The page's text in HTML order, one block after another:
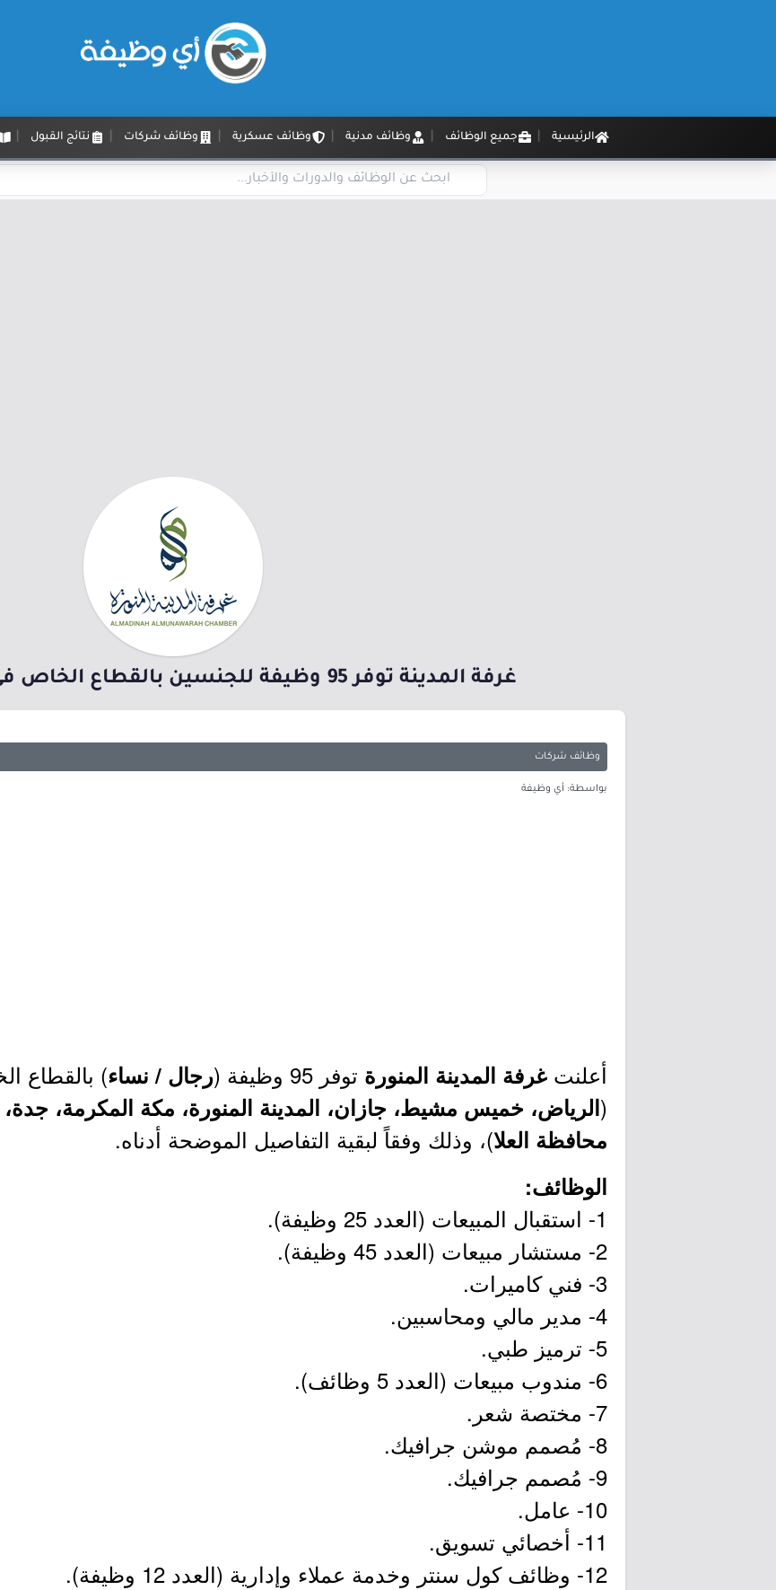
الرئيسية جميع الوظائف وظائف مدنية وظائف عسكرية وظائف شركات نتائج القبول
غرفة المدينة توفر 95 وظيفة للجنسين بالقطاع الخاص في 10 مدن بالمملكة
وظائف شركات
بواسطة: أي وظيفة
أعلنت غرفة المدينة المنورة توفر 95 وظيفة ( رجال / نساء
(الرياض، خميس مشيط، جازان، المدينة المنورة، مكة المكرمة،
محافظة العلا)، وذلك وفقاً لبقية التفاصيل الموضحة أدناه.
الوظائف:
1- استقبال المبيعات (العدد 25 وظيفة).
2- مستشار مبيعات (العدد 45 وظيفة).
3- فني كاميرات.
4- مدير مالي ومحاسبين.
5- ترميز طبي.
6- مندوب مبيعات (العدد 5 وظائف).
7- مختصة شعر.
8- مُصمم موشن جرافيك.
9- مُصمم جرافيك.
10- عامل.
11- أخصائي تسويق.
12- وظائف كول سنتر وخدمة عملاء وإدارية (العدد 12 وظيفة).